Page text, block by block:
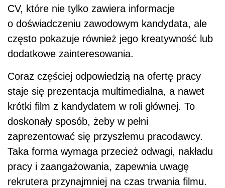
CV, które nie tylko zawiera informacje
o doświadczeniu zawodowym kandydata, ale
często pokazuje również jego kreatywność lub
dodatkowe zainteresowania.
Coraz częściej odpowiedzią na ofertę pracy
staje się prezentacja multimedialna, a nawet
krótki film z kandydatem w roli głównej. To
doskonały sposób, żeby w pełni
zaprezentować się przyszłemu pracodawcy.
Taka forma wymaga przecież odwagi, nakładu
pracy i zaangażowania, zapewnia uwagę
rekrutera przynajmniej na czas trwania filmu.